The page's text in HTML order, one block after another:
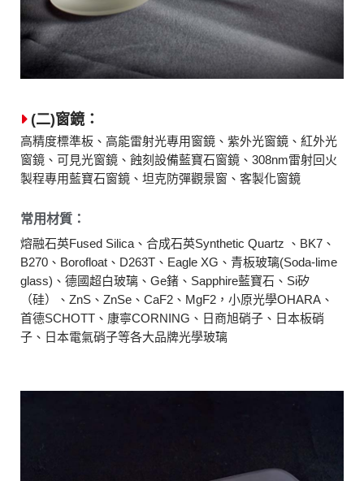
(二)窗鏡：
高精度標準板、高能雷射光專用窗鏡、紫外光窗鏡、紅外光
窗鏡、可見光窗鏡、蝕刻設備藍寶石窗鏡、308nm雷射回火
製程專用藍寶石窗鏡、坦克防彈觀景窗、客製化窗鏡
常用材質：
熔融石英Fused Silica、合成石英Synthetic Quartz 、BK7、
B270、Borofloat、D263T、Eagle XG、青板玻璃(Soda-lime
glass)、德國超白玻璃、Ge鍺、Sapphire藍寶石、Si矽
（硅）、ZnS、ZnSe、CaF2、MgF2，小原光學OHARA、
首德SCHOTT、康寧CORNING、日商旭硝子、日本板硝
子、日本電氣硝子等各大品牌光學玻璃